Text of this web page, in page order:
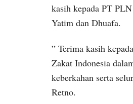
kasih kepada PT
Yatim dan Dhuafa.
” Terima kasih
Zakat Indonesia
keberkahan serta
Retno.